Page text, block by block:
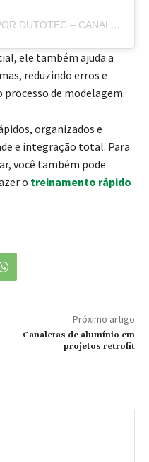
UM POST COMPARTILHADO POR DUTOTEC – CANALETA DE ALUMÍNIO (@DUTOTEC)
ele também ajuda a
reduzindo erros e
de modelagem.
organizados e
e integração total. Para
você também pode
o treinamento rápido
Próximo artigo
Canaletas de alumínio em
projetos retrofit